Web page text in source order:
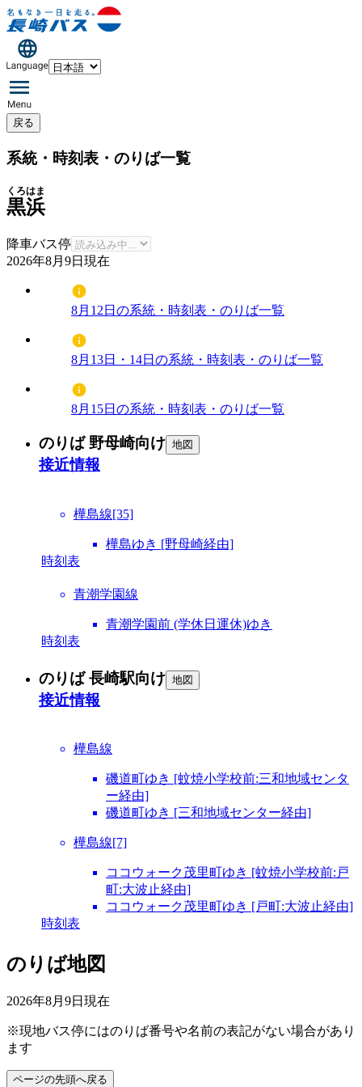
戻る
系統・時刻表・のりば一覧
黒浜
くろはま
降車バス停
2026年8月9日 現在
8月12日の系統・時刻表・のりば一覧
8月13日・14日の系統・時刻表・のりば一覧
8月15日の系統・時刻表・のりば一覧
のりば 野母崎向け 地図
接近情報
樺島線[35]
樺島ゆき [野母崎経由]
時刻表
青潮学園線
青潮学園前 (学休日運休)ゆき
時刻表
のりば 長崎駅向け 地図
接近情報
樺島線
磯道町ゆき [蚊焼小学校前:三和地域センタ
ー経由]
磯道町ゆき [三和地域センター経由]
樺島線[7]
ココウォーク茂里町ゆき [蚊焼小学校前:戸
町:大波止経由]
ココウォーク茂里町ゆき [戸町:大波止経由]
時刻表
のりば地図
2026年8月9日 現在
※現地バス停にはのりば番号や名前の表記がない場合があり
ます
ページの先頭へ戻る